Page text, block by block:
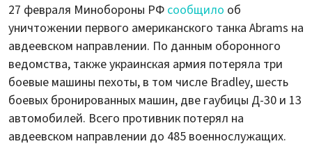
27 февраля Минобороны РФ сообщило об
уничтожении первого американского танка Abrams на
авдеевском направлении. По данным оборонного
ведомства, также украинская армия потеряла три
боевые машины пехоты, в том числе Bradley, шесть
боевых бронированных машин, две гаубицы Д-30 и 13
автомобилей. Всего противник потерял на
авдеевском направлении до 485 военнослужащих.